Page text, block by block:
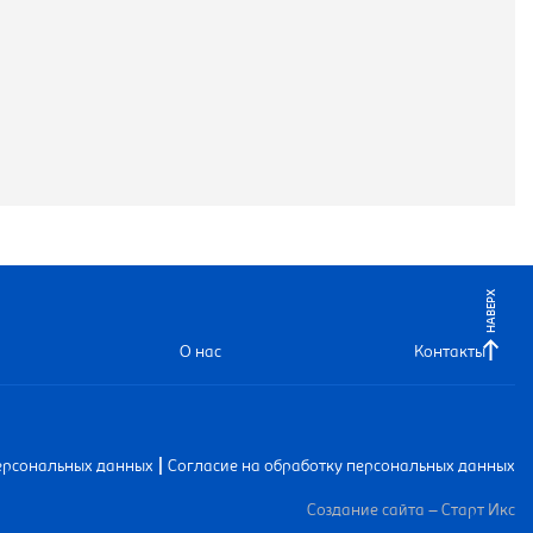
НАВЕРХ
О нас Контакты
данных Согласие на обработку персональных данных
Создание сайта – Старт Икс